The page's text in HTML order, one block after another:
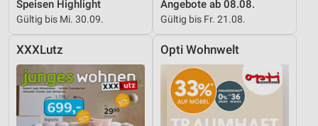
Speisen Highlight
Gültig bis Mi. 30.09.
Angebote ab 08.08.
Gültig bis Fr. 21.08.
XXXLutz Opti Wohnwelt